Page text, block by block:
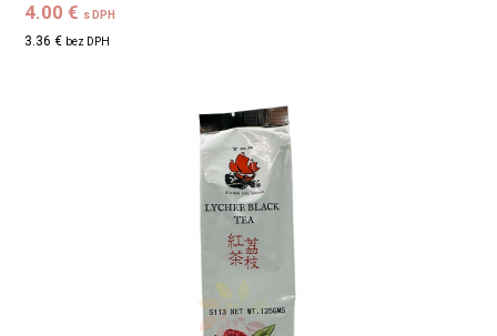
4.00 € s DPH
3.36 € bez DPH